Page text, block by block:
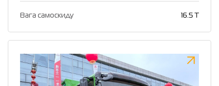
Вага самоскиду 16.5 T